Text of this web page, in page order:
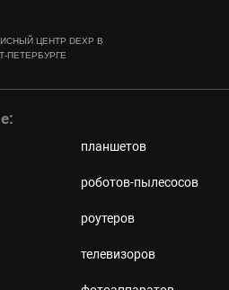
ЦЕНТР DEXP В
ПЕТЕРБУРГЕ
планшетов
роботов-пылесосов
роутеров
телевизоров